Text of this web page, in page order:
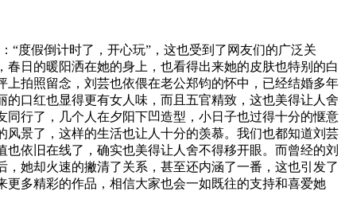
“度假倒计时了，开心玩”，这也受到了网友们的广泛关
日的暖阳洒在她的身上，也看得出来她的皮肤也特别的白
拍照留念，刘芸也依偎在老公郑钧的怀中，已经结婚多年
口红也显得更有女人味，而且五官精致，这也美得让人舍
行了，几个人在夕阳下凹造型，小日子也过得十分的惬意
景了，这样的生活也让人十分的羡慕。我们也都知道刘芸
依旧在线了，确实也美得让人舍不得移开眼。而曾经的刘
她却火速的撇清了关系，甚至还内涵了一番，这也引发了
多精彩的作品，相信大家也会一如既往的支持和喜爱她